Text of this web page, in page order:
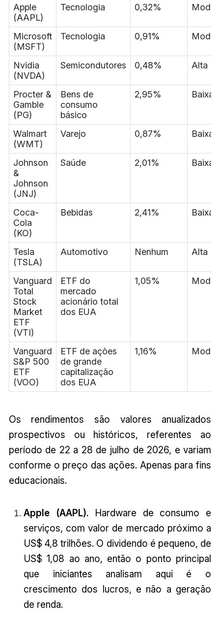
Apple
(AAPL)
Tecnologia 0,32%
Microsoft
(MSFT)
Tecnologia 0,91%
Nvidia
(NVDA)
Semicondutores 0,48% Alta
Procter &
Gamble
(PG)
Bens de
consumo
básico
2,95% Baixa
Walmart
(WMT)
Varejo 0,87% Baixa
Johnson
&
Johnson
(JNJ)
Saúde 2,01% Baixa
Coca-
Cola
(KO)
Bebidas 2,41% Baixa
Tesla
(TSLA)
Automotivo Nenhum Alta
Vanguard
Total
Stock
Market
ETF
(VTI)
ETF do
mercado
acionário total
dos EUA
1,05%
Vanguard
S&P 500
ETF
(VOO)
ETF de ações
de grande
capitalização
dos EUA
1,16%
Os rendimentos são valores anualizados
prospectivos ou históricos, referentes ao
período de 22 a 28 de julho de 2026, e variam
conforme o preço das ações. Apenas para fins
educacionais.
Apple (AAPL). Hardware de consumo e
serviços, com valor de mercado próximo a
US$ 4,8 trilhões. O dividendo é pequeno, de
US$ 1,08 ao ano, então o ponto principal
que iniciantes analisam aqui é o
crescimento dos lucros, e não a geração
de renda.